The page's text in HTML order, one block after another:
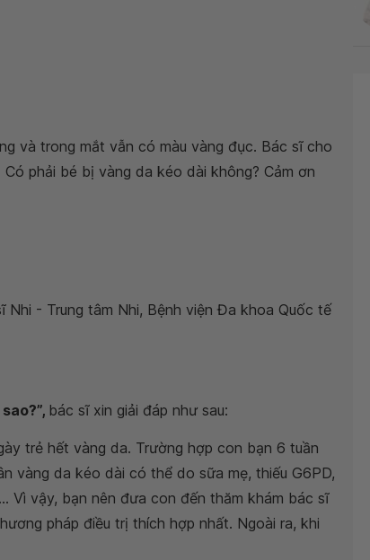
và trong mắt vẫn có màu vàng đục. Bác sĩ cho
Có phải bé bị vàng da kéo dài không? Cảm ơn
Nhi - Trung tâm Nhi, Bệnh viện Đa khoa Quốc tế
bác sĩ xin giải đáp như sau:
trẻ hết vàng da. Trường hợp con bạn 6 tuần
vàng da kéo dài có thể do sữa mẹ, thiếu G6PD,
Vì vậy, bạn nên đưa con đến thăm khám bác sĩ
pháp điều trị thích hợp nhất. Ngoài ra, khi